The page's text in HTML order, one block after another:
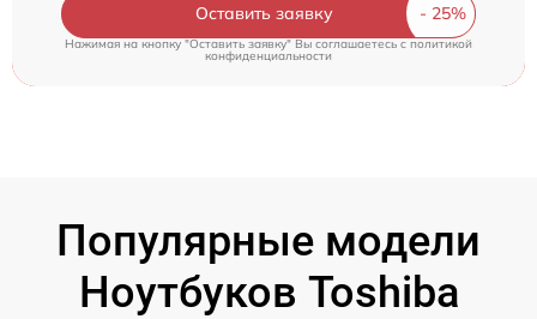
Оставить заявку
Нажимая на кнопку "Оставить заявку" Вы соглашаетесь cполитикой
конфиденциальности
Популярные модели
Ноутбуков Toshiba